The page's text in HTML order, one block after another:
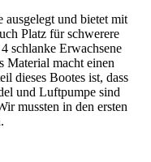
ausgelegt und bietet mit
Platz für schwerere
schlanke Erwachsene
Material macht einen
dieses Bootes ist, dass
und Luftpumpe sind
mussten in den ersten